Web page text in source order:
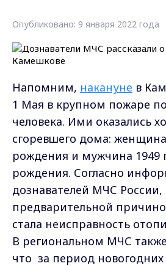
Опубликовано: 9 января 2022 года
Напомним, накануне в
1 Мая в крупном пожаре
человека. Ими оказались
сгоревшего дома: женщина
рождения и мужчина 1949
рождения. Согласно
дознавателей МЧС России,
предварительной
стала неисправность
В региональном МЧС
что за период новогодних